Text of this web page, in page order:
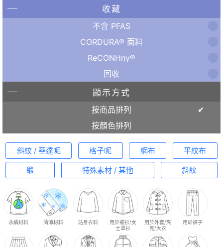
收藏
不含 PFAS
CORDURA® 面料
ReCONHny®
回收
顯示方式
按商品排列
按顏色排列
斜紋 / 華達呢 格子呢 網布 平紋布
緞 特殊素材 / 其他 斜紋
永續材料 清涼材料 貼身衣料
用於襯衫/女
士罩衫
用於外套/夾
克/大衣
用於褲子